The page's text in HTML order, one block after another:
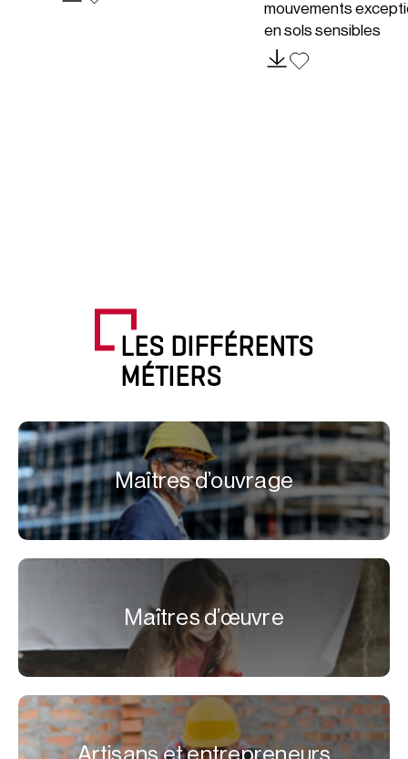
mouvements
en sols sensibles
LES DIFFÉRENTS
MÉTIERS
Maîtres d’ouvrage
Maîtres d’œuvre
Artisans et entrepreneurs